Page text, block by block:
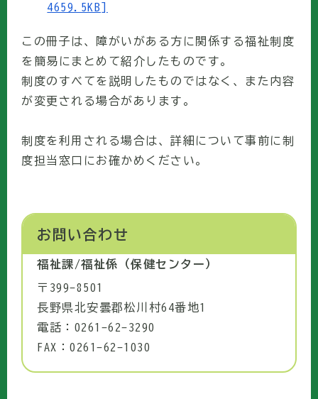
4659.5KB]
この冊子は、障がいがある方に関係する福祉制度
を簡易にまとめて紹介したものです。
制度のすべてを説明したものではなく、また内容
が変更される場合があります。
制度を利用される場合は、詳細について事前に制
度担当窓口にお確かめください。
お問い合わせ
福祉課/福祉係（保健センター）
〒399-8501
長野県北安曇郡松川村64番地1
電話：0261-62-3290
FAX：0261-62-1030